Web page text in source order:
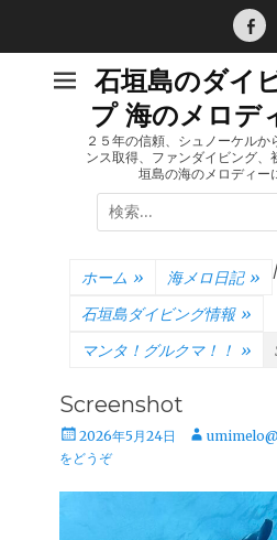
石垣島のダイ
プ 海のメロ
２５年の信頼、シュノーケル
ンス取得、ファンダイビング
垣島の海のメロディー
検
索:
ホーム » 海メロ日記 » /
石垣島ダイビング情報 »
マンタ！グルクマ！！ »
Screenshot
投
稿
2026年5月24日
投
をどうぞ